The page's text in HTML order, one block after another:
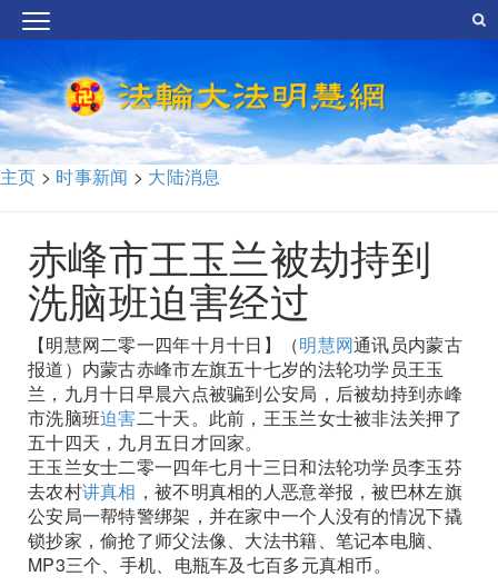
主页 > 时事新闻 > 大陆消息
赤峰市王玉兰被劫持到
洗脑班迫害经过
【明慧网二零一四年十月十日】（明慧网通讯员内蒙古
报道）内蒙古赤峰市左旗五十七岁的法轮功学员王玉
兰，九月十日早晨六点被骗到公安局，后被劫持到赤峰
市洗脑班迫害二十天。此前，王玉兰女士被非法关押了
五十四天，九月五日才回家。
王玉兰女士二零一四年七月十三日和法轮功学员李玉芬
去农村讲真相 ，被不明真相的人恶意举报，被巴林左旗
公安局一帮特警绑架，并在家中一个人没有的情况下撬
锁抄家，偷抢了师父法像、大法书籍、笔记本电脑、
MP3三个、手机、电瓶车及七百多元真相币。